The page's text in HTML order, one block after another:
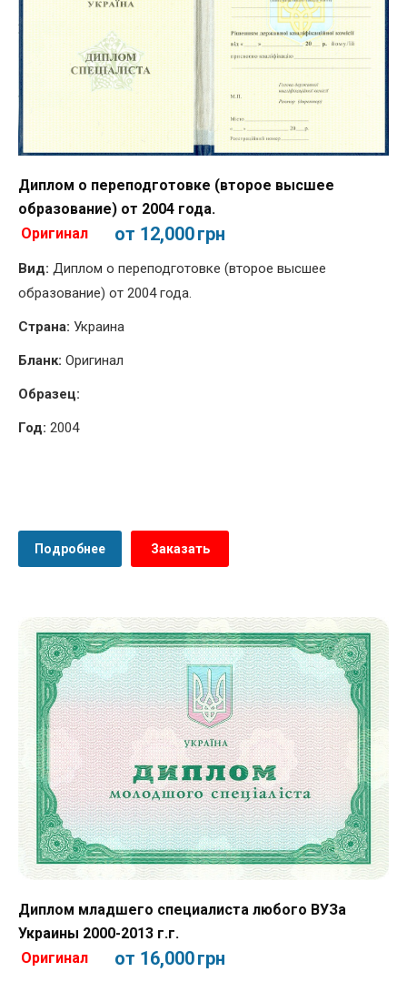
Диплом о переподготовке (второе высшее
образование) от 2004 года.
Оригинал
от 12,000грн
Вид: Диплом о переподготовке (второе высшее
образование) от 2004 года.
Страна: Украина
Бланк: Оригинал
Образец:
Год: 2004
Подробнее Заказать
Диплом младшего специалиста любого ВУЗа
Украины 2000-2013 г.г.
Оригинал
от 16,000грн